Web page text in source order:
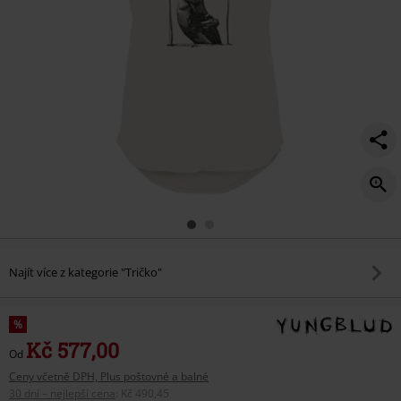
Najít více z kategorie "Tričko"
%
Od Kč 577,00
Ceny včetně DPH, Plus poštovné a balné
30 dní – nejlepší cena
Kč 490,45